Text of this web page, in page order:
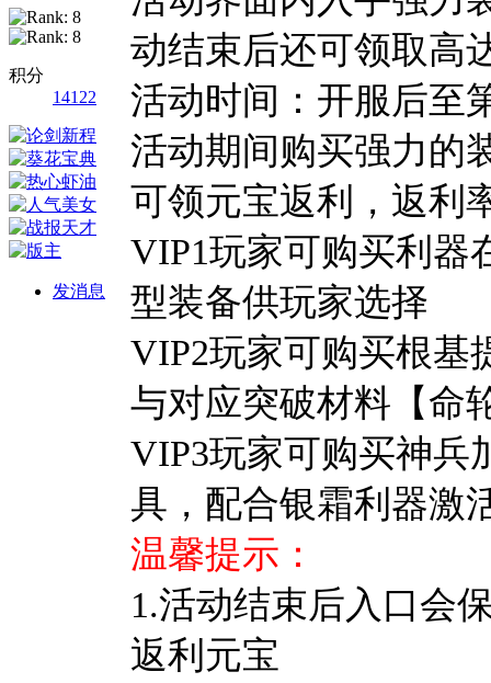
积分
14122
发消息
动结束后还可领取高
活动时间：开服后至
活动期间购买强力的
可领元宝返利，返利
VIP1玩家可购买利器
型装备供玩家选择
VIP2玩家可购买根基
与对应突破材料【命
VIP3玩家可购买神兵
具，配合银霜利器激
温馨提示：
1.活动结束后入口会
返利元宝